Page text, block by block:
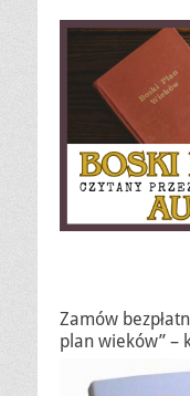
Zamów
plan wieków” –